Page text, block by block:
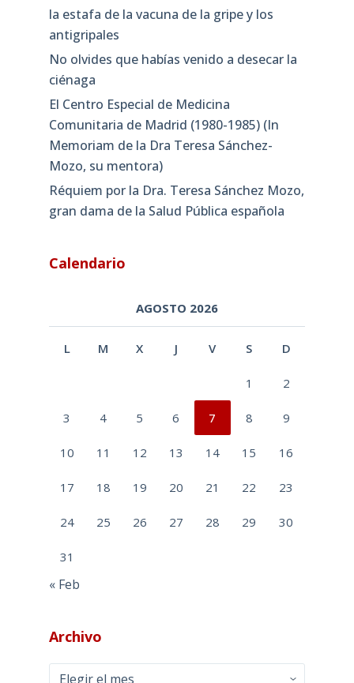
la estafa de la vacuna de la gripe y los
antigripales
No olvides que habías venido a desecar la
ciénaga
El Centro Especial de Medicina
Comunitaria de Madrid (1980-1985) (In
Memoriam de la Dra Teresa Sánchez-
Mozo, su mentora)
Réquiem por la Dra. Teresa Sánchez Mozo,
gran dama de la Salud Pública española
Calendario
AGOSTO 2026
L M X J V S D
1 2
3 4 5 6 7 8 9
10 11 12 13 14 15 16
17 18 19 20 21 22 23
24 25 26 27 28 29 30
31
« Feb
Archivo
Archivo